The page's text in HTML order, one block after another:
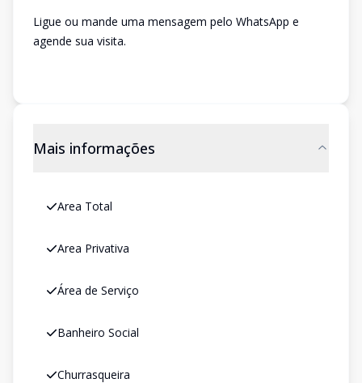
Ligue ou mande uma mensagem pelo WhatsApp e
agende sua visita.
Mais informações
Area Total
Area Privativa
Área de Serviço
Banheiro Social
Churrasqueira